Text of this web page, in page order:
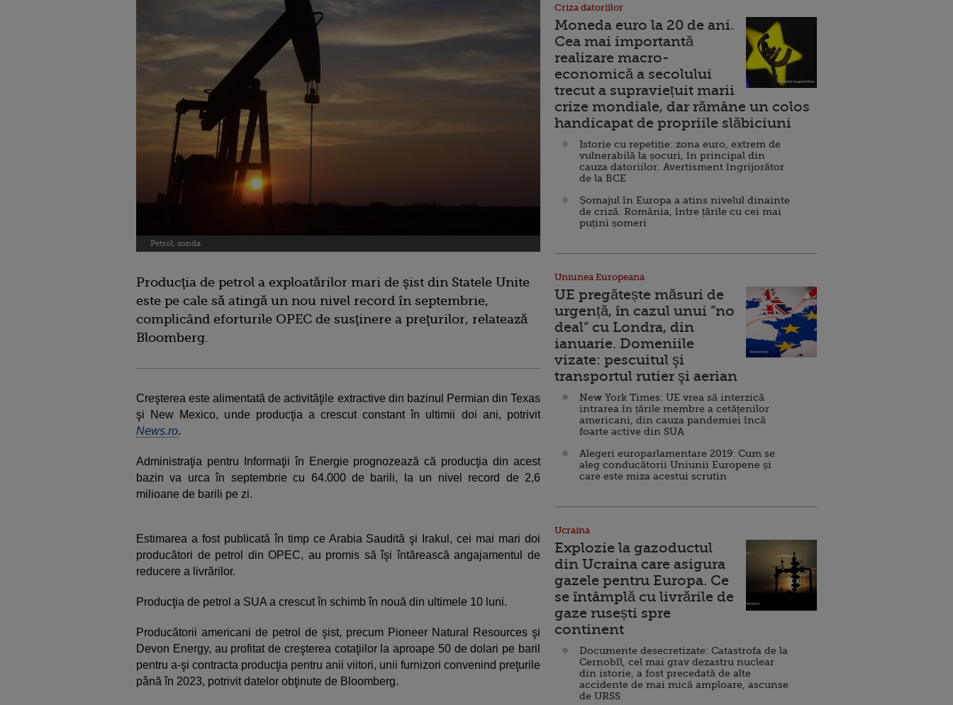
Petrol, sonda
Producţia de petrol a exploatărilor mari de şist din Statele Unite
este pe cale să atingă un nou nivel record în septembrie,
complicând eforturile OPEC de susţinere a preţurilor, relatează
Bloomberg.
Creşterea este alimentată de activităţile extractive din bazinul Permian din Texas
şi New Mexico, unde producţia a crescut constant în ultimii doi ani, potrivit
News.ro.
Administraţia pentru Informaţii în Energie prognozează că producţia din acest
bazin va urca în septembrie cu 64.000 de barili, la un nivel record de 2,6
milioane de barili pe zi.
Estimarea a fost publicată în timp ce Arabia Saudită şi Irakul, cei mai mari doi
producători de petrol din OPEC, au promis să îşi întărească angajamentul de
reducere a livrărilor.
Producţia de petrol a SUA a crescut în schimb în nouă din ultimele 10 luni.
Producătorii americani de petrol de şist, precum Pioneer Natural Resources şi
Devon Energy, au profitat de creşterea cotaţiilor la aproape 50 de dolari pe baril
pentru a-şi contracta producţia pentru anii viitori, unii furnizori convenind preţurile
până în 2023, potrivit datelor obţinute de Bloomberg.
Criza datoriilor
Moneda euro la 20 de ani.
Cea mai importantă
realizare macro-
economică a secolului
trecut a supraviețuit marii
crize mondiale, dar rămâne un colos
handicapat de propriile slăbiciuni
Istorie cu repetiție: zona euro, extrem de
vulnerabilă la șocuri, în principal din
cauza datoriilor. Avertisment îngrijorător
de la BCE
Șomajul în Europa a atins nivelul dinainte
de criză. România, între țările cu cei mai
puțini șomeri
Uniunea Europeana
UE pregătește măsuri de
urgență, în cazul unui ”no
deal” cu Londra, din
ianuarie. Domeniile
vizate: pescuitul şi
transportul rutier şi aerian
New York Times: UE vrea să interzică
intrarea în țările membre a cetăţenilor
americani, din cauza pandemiei încă
foarte active din SUA
Alegeri europarlamentare 2019: Cum se
aleg conducătorii Uniunii Europene și
care este miza acestui scrutin
Ucraina
Explozie la gazoductul
din Ucraina care asigura
gazele pentru Europa. Ce
se întâmplă cu livrările de
gaze rusești spre
continent
Documente desecretizate: Catastrofa de la
Cernobîl, cel mai grav dezastru nuclear
din istorie, a fost precedată de alte
accidente de mai mică amploare, ascunse
de URSS